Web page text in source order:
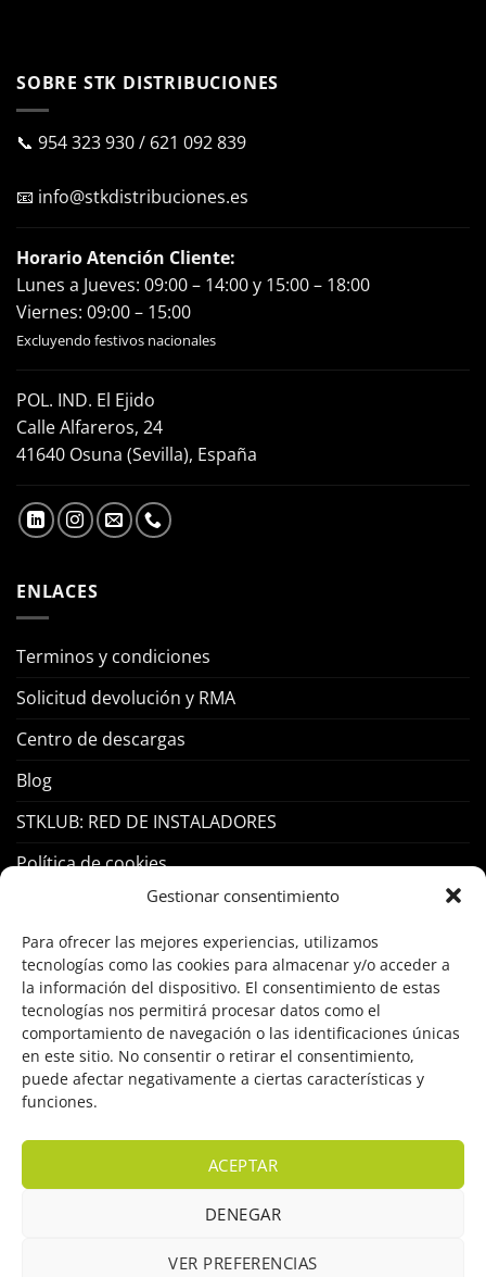
Gestionar consentimiento
Para ofrecer las mejores experiencias, utilizamos
tecnologías como las cookies para almacenar y/o acceder a
la información del dispositivo. El consentimiento de estas
tecnologías nos permitirá procesar datos como el
comportamiento de navegación o las identificaciones únicas
en este sitio. No consentir o retirar el consentimiento,
puede afectar negativamente a ciertas características y
funciones.
ACEPTAR
DENEGAR
VER PREFERENCIAS
SOBRE STK DISTRIBUCIONES
📞 954 323 930/ 621 092 839
📧 info@stkdistribuciones.es
Horario Atención Cliente:
Lunes a Jueves: 09:00 – 14:00 y 15:00 – 18:00
Viernes: 09:00 – 15:00
Excluyendo festivos nacionales
POL. IND. El Ejido
Calle Alfareros, 24
41640 Osuna (Sevilla), España
ENLACES
Terminos y condiciones
Solicitud devolución y RMA
Centro de descargas
Blog
STKLUB: RED DE INSTALADORES
Política de cookies
Control Acceso
Hogar Inteligente
Incendio
Intrusión
OFERTAS